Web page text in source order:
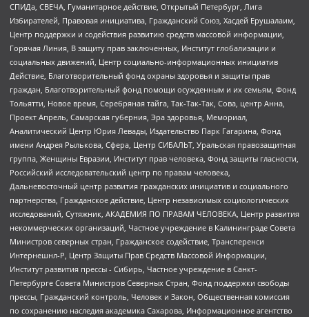
СПИДа, СВЕЧА, Гуманитарное действие, Открытый Петербург, Лига
Избирателей, Правовая инициатива, Гражданский Союз, Хасдей Ерушалаим,
Центр поддержки и содействия развитию средств массовой информации,
Горячая Линия, В защиту прав заключенных, Институт глобализации и
социальных движений, Центр социально-информационных инициатив
Действие, Благотворительный фонд охраны здоровья и защиты прав
граждан, Благотворительный фонд помощи осужденным и их семьям, Фонд
Тольятти, Новое время, Серебряная тайга, Так-Так-Так, Сова, центр Анна,
Проект Апрель, Самарская губерния, Эра здоровья, Мемориал,
Аналитический Центр Юрия Левады, Издательство Парк Гагарина, Фонд
имени Андрея Рылькова, Сфера, Центр СИБАЛЬТ, Уральская правозащитная
группа, Женщины Евразии, Институт прав человека, Фонд защиты гласности,
Российский исследовательский центр по правам человека,
Дальневосточный центр развития гражданских инициатив и социального
партнерства, Гражданское действие, Центр независимых социологических
исследований, Сутяжник, АКАДЕМИЯ ПО ПРАВАМ ЧЕЛОВЕКА, Центр развития
некоммерческих организаций, Частное учреждение в Калининграде Совета
Министров северных стран, Гражданское содействие, Трансперенси
Интернешнл-Р, Центр Защиты Прав Средств Массовой Информации,
Институт развития прессы - Сибирь, Частное учреждение в Санкт-
Петербурге Совета Министров Северных Стран, Фонд поддержки свободы
прессы, Гражданский контроль, Человек и Закон, Общественная комиссия
по сохранению наследия академика Сахарова, Информационное агентство